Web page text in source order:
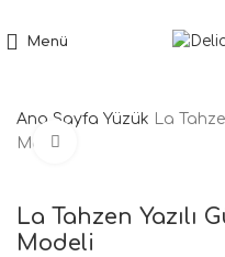
Menü
Ana Sayfa Yüzük La
Modeli
La Tahzen Yazılı
Modeli